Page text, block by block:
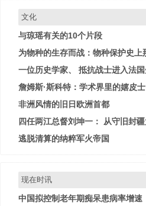
文化
与琼瑶有关的10个片段
为物种的生存而战：物种保护史上
一位历史学家、 抵抗战士进入法国
詹姆斯·斯科特：学术界里的嬉皮士
非洲风情的旧日欧洲首都
四任两江总督刘坤一： 从守旧封
逃脱清算的纳粹军火帝国
现在时讯
中国拟控制老年期痴呆患病率增速